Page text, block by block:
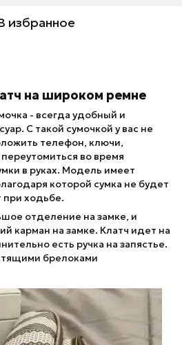
избранное
на широком ремне
- всегда удобный и
С такой сумочкой у вас не
телефон, ключи,
во время
в руках. Модель имеет
которой сумка не будет
при ходьбе.
отделение на замке, и
карман на замке. Клатч идет на
есть ручка на запястье.
брелоками